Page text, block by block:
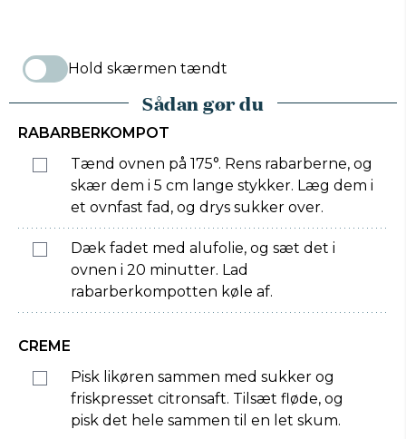
Hold skærmen tændt
Sådan gør du
RABARBERKOMPOT
Tænd ovnen på 175°. Rens rabarberne, og
skær dem i 5 cm lange stykker. Læg dem i
et ovnfast fad, og drys sukker over.
Dæk fadet med alufolie, og sæt det i
ovnen i 20 minutter. Lad
rabarberkompotten køle af.
CREME
Pisk likøren sammen med sukker og
friskpresset citronsaft. Tilsæt fløde, og
pisk det hele sammen til en let skum.